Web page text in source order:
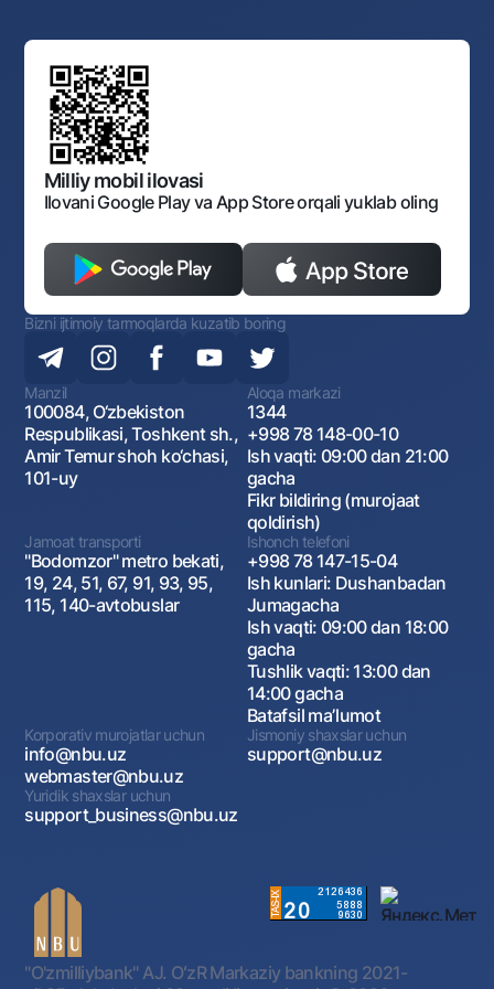
Bank tarkibi
Aksilkorrupsiya
Korporativ uslub
Sayt haritasi
Ofis va bankomatlar
Shaxsiy ma'lumotlarni qayta ishlashga rozilik berish
O‘zbekiston Tasviriy san’at galereyasi
Standart shartnomalar
Normativ-huquqiy hujjatlar loyihalarini muhokama qilish
Normativ huquqiy hujjatlar
O'zbekiston Respublikasi Tashqi Iqtisodiy Faoliyat Milliy
Bankining ish tartibi va rejimi
Ochiq ma'lumotlar
Monopoliyaga qarshi komplaens
Milliy mobil ilovasi
Ilovani Google Play va App Store orqali yuklab oling
Bizni ijtimoiy tarmoqlarda kuzatib boring
Manzil
100084, O‘zbekiston
Respublikasi, Toshkent sh.,
Amir Temur shoh ko‘chasi,
101-uy
Aloqa markazi
1344
+998 78 148-00-10
Ish vaqti: 09:00 dan 21:00
gacha
Fikr bildiring (murojaat
qoldirish)
Jamoat transporti
"Bodomzor" metro bekati,
19, 24, 51, 67, 91, 93, 95,
115, 140-avtobuslar
Ishonch telefoni
+998 78 147-15-04
Ish kunlari: Dushanbadan
Jumagacha
Ish vaqti: 09:00 dan 18:00
gacha
Tushlik vaqti: 13:00 dan
14:00 gacha
Batafsil maʼlumot
Korporativ murojatlar uchun
info@nbu.uz
webmaster@nbu.uz
Jismoniy shaxslar uchun
support@nbu.uz
Yuridik shaxslar uchun
support_business@nbu.uz
"O'zmilliybank" AJ. OʻzR Markaziy bankning 2021-